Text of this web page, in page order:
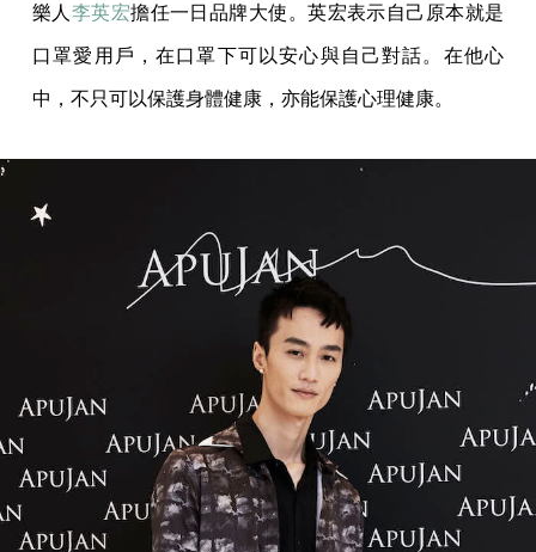
樂人 李英宏擔任一日品牌大使。英宏表示自己原本就是
口罩愛用戶，在口罩下可以安心與自己對話。在他心
中，不只可以保護身體健康，亦能保護心理健康。